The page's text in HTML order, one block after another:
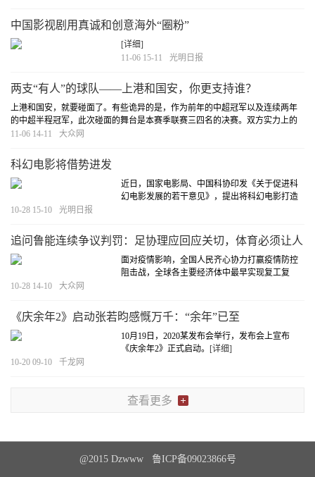
中国影视剧用真诚和创意海外“圈粉”
[详细]
11-06 15-11
光明日报
两支“有人”的球队——上港和国安，你更支持谁？
上港和国安，就要碰面了。有些诡异的是，作为前年的中超冠军以及连续两年
的中超半程冠军，此次碰面的舞台是本赛季联赛三四名的决赛。双方实力上的
接近程度以及近年来上演的各种不服场面，也注定会让此番系列赛火爆纷呈。
11-06 14-11 大众网
科幻电影将借势进发
近日，国家电影局、中国科协印发《关于促进科
幻电影发展的若干意见》，提出将科幻电影打造
放映、特效技术、人才培养等加强扶持引导的10
条政策措施，被称为“科幻十条”。 [详细]
10-28 15-10 光明日报
追问鲁能连续争议判罚：足协理应回应关切，体育必须让人
信服
面对疫情影响，全国人民齐心协力打赢疫情防控
阻击战，全球各主要经济体中最早实现复工复
10-28 14-10 大众网
《庆余年2》启动张若昀感慨万千：“余年”已至
10月19日，2020某发布会举行，发布会上宣布
《庆余年2》正式启动。 [详细]
10-20 09-10
千龙网
查看更多
@2015 Dzwww 鲁ICP备09023866号